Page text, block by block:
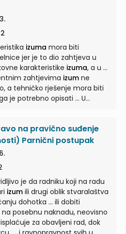
udovoljavanju uvjeta ...
kako „predmetna prijava
problema samo na razini
o „nerazotkrivenosti
je tužitelj mogao precizno
prikazati primjenjivost svog
funkcije ...
izuma mora biti
jer je to dio zahtjeva u
karakteristike izuma, a u ...
zahtjevima izum ne
a tehničko rješenje mora biti
je potrebno opisati ... U
linearni ... Utvrđeno je
tehničkim karakteristikama
zaštita, odnosno da je
10., 49/11.,
patentu) tužitelj je pisanim
ispitivanja te je u
...
na pravično suđenje
Parnični postupak
je da radniku koji na radu
izum ili drugi oblik stvaralaštva
... ili dobiti
posebnu naknadu, neovisno
za obavljeni rad, dok